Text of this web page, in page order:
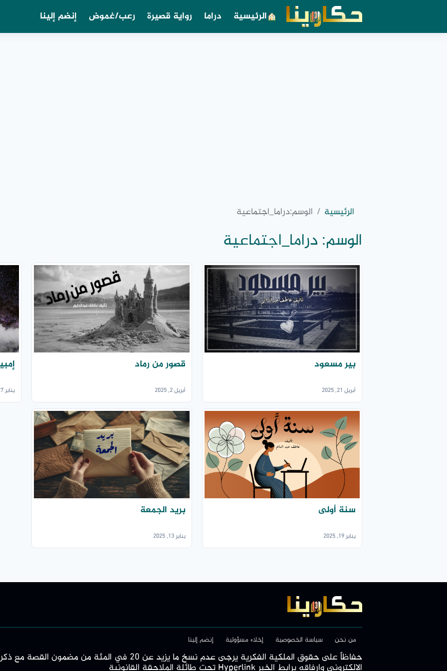
الرئيسية دراما رواية قصيرة رعب/غموض إنضم إلينا
الرئيسية الوسم:دراما_اجتماعية
الوسم: دراما_اجتماعية
بير مسعود
أبريل 21, 2025
قصور من رماد
أبريل 2, 2025 يناير 27, 2025
سنة أولى
يناير 19, 2025
بريد الجمعة
يناير 13, 2025
من نحن سياسة الخصوصية إخلاء مسؤولية إنضم إلينا
الالكتروني وارفاقه برابط الخبر Hyperlink تحت طائلة الملاحقة القانونية